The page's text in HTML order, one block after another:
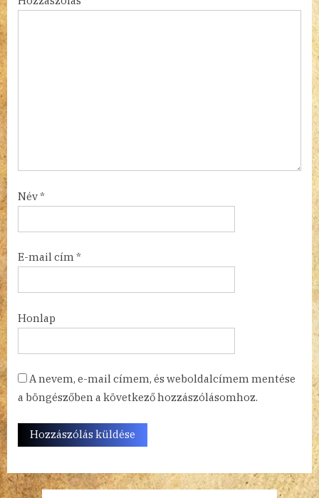
Név*
E-mail cím*
Honlap
A nevem, e-mail címem, és weboldalcímem mentése
a böngészőben a következő hozzászólásomhoz.